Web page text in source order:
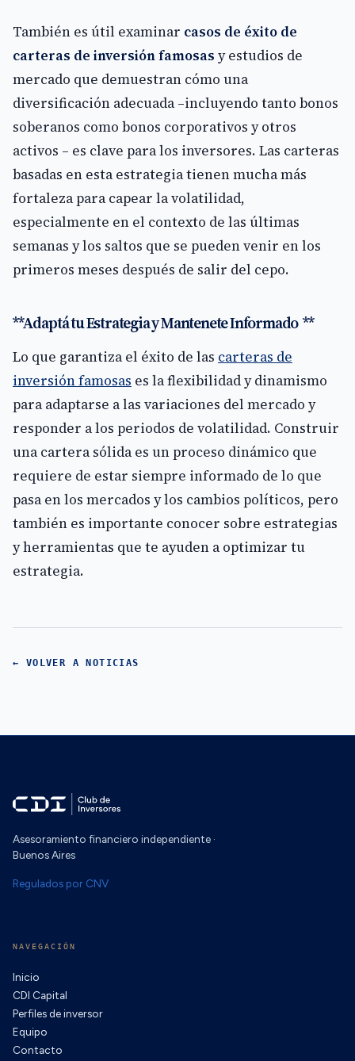
También es útil examinar casos de éxito de
carteras de inversión famosas y estudios de
mercado que demuestran cómo una
diversificación adecuada –incluyendo tanto bonos
soberanos como bonos corporativos y otros
activos – es clave para los inversores. Las carteras
basadas en esta estrategia tienen mucha más
fortaleza para capear la volatilidad,
especialmente en el contexto de las últimas
semanas y los saltos que se pueden venir en los
primeros meses después de salir del cepo.
**Adaptá tu Estrategia y Mantenete Informado **
Lo que garantiza el éxito de las carteras de
inversión famosas es la flexibilidad y dinamismo
para adaptarse a las variaciones del mercado y
responder a los periodos de volatilidad. Construir
una cartera sólida es un proceso dinámico que
requiere de estar siempre informado de lo que
pasa en los mercados y los cambios políticos, pero
también es importante conocer sobre estrategias
y herramientas que te ayuden a optimizar tu
estrategia.
← VOLVER A NOTICIAS
Asesoramiento financiero independiente ·
Buenos Aires
Regulados por CNV
NAVEGACIÓN
Inicio
CDI Capital
Perfiles de inversor
Equipo
Contacto